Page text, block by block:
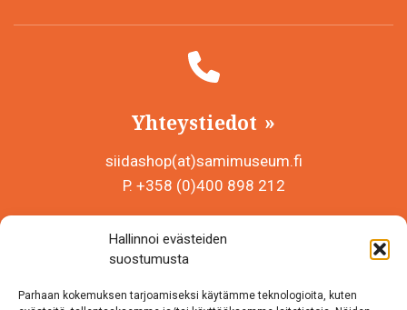
Hallinnoi evästeiden
suostumusta
Parhaan kokemuksen tarjoamiseksi käytämme teknologioita, kuten
Yhteystiedot
siidashop(at)samimuseum.fi
P. +358 (0)400 898 212
Y-tunnus 0625907-2